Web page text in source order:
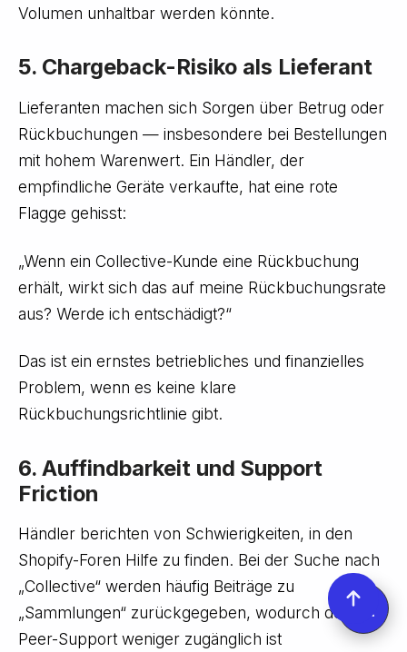
Volumen unhaltbar werden könnte.
5. Chargeback-Risiko als Lieferant
Lieferanten machen sich Sorgen über Betrug oder
Rückbuchungen — insbesondere bei Bestellungen
mit hohem Warenwert. Ein Händler, der
empfindliche Geräte verkaufte, hat eine rote
Flagge gehisst:
„Wenn ein Collective-Kunde eine Rückbuchung
erhält, wirkt sich das auf meine Rückbuchungsrate
aus? Werde ich entschädigt?“
Das ist ein ernstes betriebliches und finanzielles
Problem, wenn es keine klare
Rückbuchungsrichtlinie gibt.
6. Auffindbarkeit und Support
Friction
Händler berichten von Schwierigkeiten, in den
Shopify-Foren Hilfe zu finden. Bei der Suche nach
„Collective“ werden häufig Beiträge zu
„Sammlungen“ zurückgegeben, wodurch der
Peer-Support weniger zugänglich ist